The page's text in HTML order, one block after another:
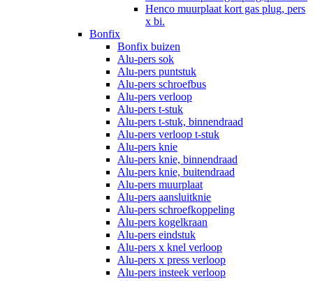
Henco muurplaat kort gas plug, pers
x bi.
Bonfix
Bonfix buizen
Alu-pers sok
Alu-pers puntstuk
Alu-pers schroefbus
Alu-pers verloop
Alu-pers t-stuk
Alu-pers t-stuk, binnendraad
Alu-pers verloop t-stuk
Alu-pers knie
Alu-pers knie, binnendraad
Alu-pers knie, buitendraad
Alu-pers muurplaat
Alu-pers aansluitknie
Alu-pers schroefkoppeling
Alu-pers kogelkraan
Alu-pers eindstuk
Alu-pers x knel verloop
Alu-pers x press verloop
Alu-pers insteek verloop